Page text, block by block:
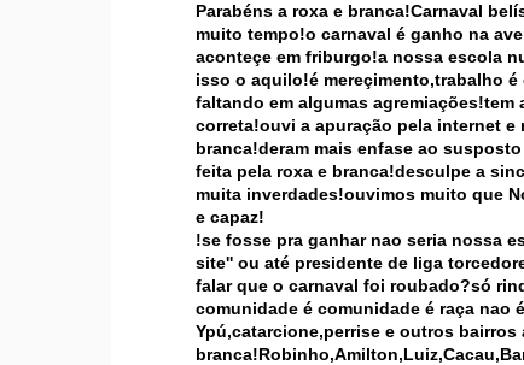
Parabéns a roxa e branca!Carnaval
muito tempo!o carnaval é ganho na
aconteçe em friburgo!a nossa escola
isso o aquilo!é mereçimento,trabalho
faltando em algumas
correta!ouvi a apuração pela internet
branca!deram mais enfase ao
feita pela roxa e branca!desculpe a
muita inverdades!ouvimos muito que
e capaz!
!se fosse pra ganhar nao seria nossa
site'' ou até presidente de liga
falar que o carnaval foi roubado?só
comunidade é comunidade é raça nao
Ypú,catarcione,perrise e outros